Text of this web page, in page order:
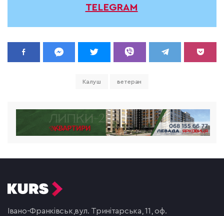
TELEGRAM
Калуш ветеран
Івано-Франківськ, вул. Тринітарська, 11, оф.